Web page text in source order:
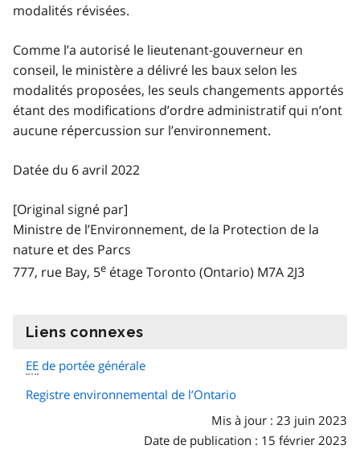
modalités révisées.
Comme l’a autorisé le lieutenant-gouverneur en
conseil, le ministère a délivré les baux selon les
modalités proposées, les seuls changements apportés
étant des modifications d’ordre administratif qui n’ont
aucune répercussion sur l’environnement.
Datée du 6 avril 2022
[Original signé par]
Ministre de l’Environnement, de la Protection de la
nature et des Parcs
777, rue Bay, 5e étage Toronto (Ontario) M7A 2J3
Liens connexes
EE de portée générale
Registre environnemental de l’Ontario
Mis à jour : 23 juin 2023
Date de publication : 15 février 2023